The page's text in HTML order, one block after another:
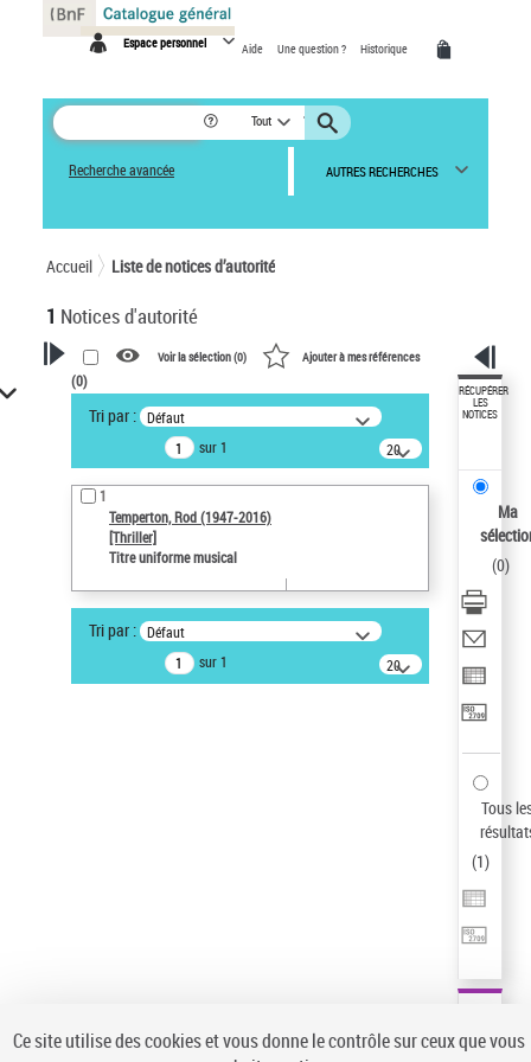
Espace personnel Aide Une question ? Historique
Tout
Recherche avancée AUTRES RECHERCHES
Accueil Liste de notices d’autorité
1 Notices d'autorité
VOTRE RECHERCHE
Recherche avancée dans les
notices d’autorité
Œuvres liées à l'auteur :
Temperton, Rod (1947-2016)
Sauvegarder votre recherche
AFFINER
Type de notice d'autorité
Voir la sélection (0) Ajouter à mes références
(0)
Tri par : Défaut
sur 1
20
résultats/page
1
Temperton, Rod (1947-2016)
[Thriller]
Titre uniforme musical
Tri par : Défaut
sur 1
20
résultats/page
RÉCUPÉRER
LES
NOTICES
Ma
(0)
Tous
(1)
Panneau de gestion des cookies
Ce site utilise des cookies et vous donne le contrôle sur ceux que vous